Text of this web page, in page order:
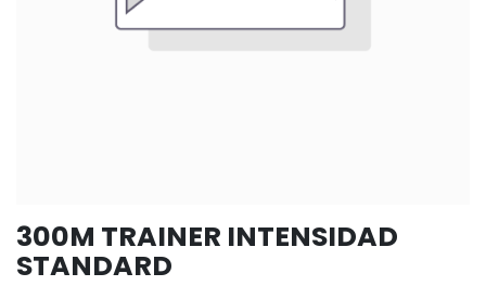
300M TRAINER INTENSIDAD
STANDARD